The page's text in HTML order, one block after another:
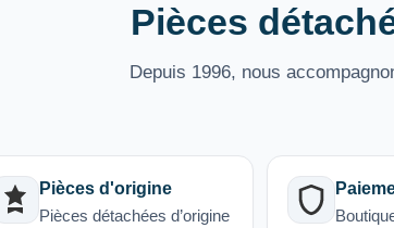
Pièces
Depuis 1996, nous
Pièces d'origine
Pièces détachées d’origine